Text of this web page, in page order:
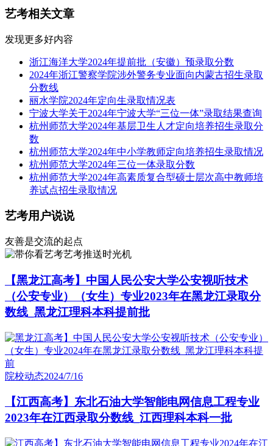
艺考相关文章
发现更多好内容
浙江海洋大学2024年提前批（安徽）预录取分数
2024年浙江警察学院涉外警务专业面向内蒙古招生录取
分数线
丽水学院2024年定向生录取情况表
宁波大学关于2024年宁波大学“三位一体”录取结果查询
杭州师范大学2024年基层卫生人才定向培养招生录取分
数
杭州师范大学2024年中小学教师定向培养招生录取情况
杭州师范大学2024年三位一体录取分数
杭州师范大学2024年高素质复合型硕士层次高中教师培
养试点招生录取情况
艺考用户说说
友善是交流的起点
艺考推送时光机
【黑龙江高考】中国人民公安大学公安视听技术
（公安专业）（女生）专业2023年在黑龙江录取分
数线_黑龙江理科本科提前批
院校动态2024/7/16
【江西高考】东北石油大学智能电网信息工程专业
2023年在江西录取分数线_江西理科本科一批